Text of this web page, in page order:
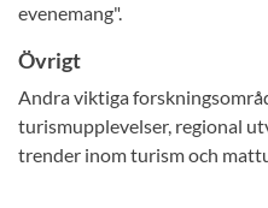
evenemang".
Övrigt
Andra viktiga
turismupplevelser, regional
trender inom turism och